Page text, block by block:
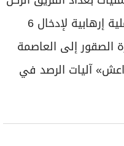
جليل الشمري أمس، إفشال عملية إرهابية لإدخال 6
إلى العاصمة
آليات الرصد في